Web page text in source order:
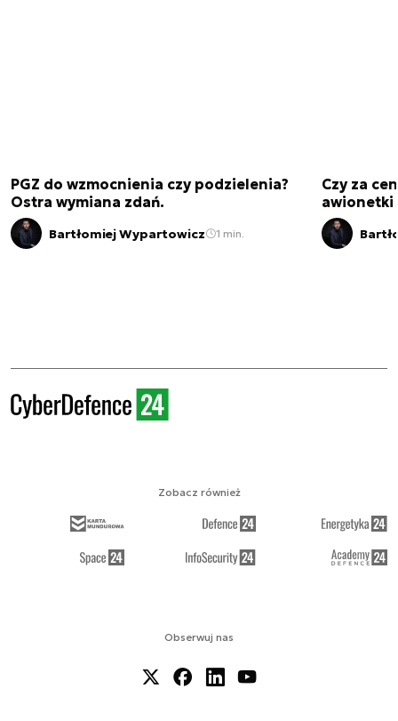
PGZ do wzmocnienia czy podzielenia?
Ostra wymiana zdań.
Bartłomiej Wypartowicz 1 min.
Czy za
awionetki
Obserwuj nas
Zobacz również